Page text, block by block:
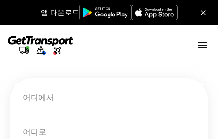
앱 다운로드
어디에서
어디로